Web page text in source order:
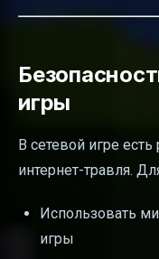
игры
В сетевой игре
интернет-травля.
Использовать
игры